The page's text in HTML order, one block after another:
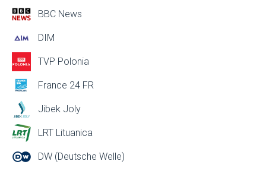
BBC News
DIM
TVP Polonia
France 24 FR
Jibek Joly
LRT Lituanica
DW (Deutsche Welle)